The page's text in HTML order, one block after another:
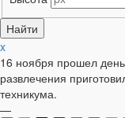
x
16 ноября прошел
развлечения
техникума.
—